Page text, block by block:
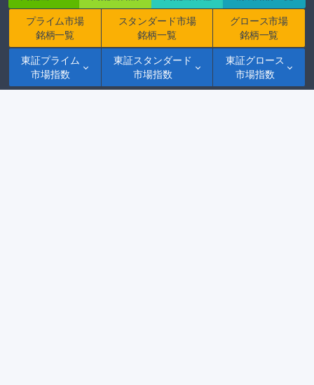
プライム市場
銘柄一覧
スタンダード市場
銘柄一覧
グロース市場
銘柄一覧
東証プライム
市場指数
東証スタンダード
市場指数
東証グロース
市場指数